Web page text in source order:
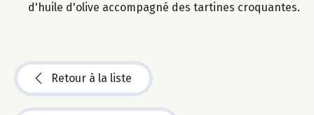
d'huile d'olive accompagné des tartines croquantes.
Retour à la liste